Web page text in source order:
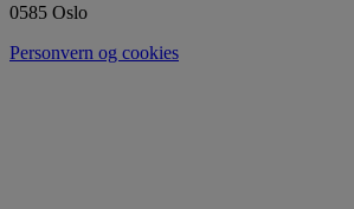
0585 Oslo
Personvern og cookies